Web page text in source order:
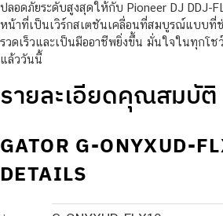
ปลอดภัยระดับสูงสุดให้กับ Pioneer DJ DDJ-
หน้าที่เป็นเวิร์กสเตชันเคลื่อนที่สมบูรณ์แบบที่
รวดเร็วและเป็นมืออาชีพยิ่งขึ้น มั่นใจในทุกโช
แล้ววันนี้
รายละเอียดคุณสมบัติ
GATOR G-ONYXUD-
DETAILS